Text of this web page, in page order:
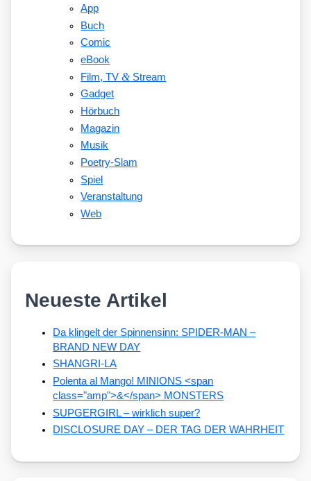
App
Buch
Comic
eBook
Film, TV&Stream
Gadget
Hörbuch
Magazin
Musik
Poetry-Slam
Spiel
Veranstaltung
Web
Neueste Artikel
Da klingelt der Spinnensinn: SPIDER-MAN –
BRAND NEW DAY
SHANGRI-LA
Polenta al Mango! MINIONS <span
class="amp">&</span> MONSTERS
SUPGERGIRL – wirklich super?
DISCLOSURE DAY – DER TAG DER WAHRHEIT